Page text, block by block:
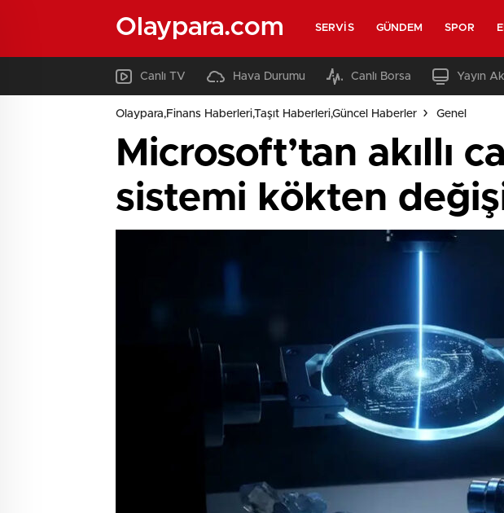
Olaypara.com SERVIS GÜNDEM SPOR
Canlı TV Hava Durumu Canlı Borsa Yayın
Olaypara,Finans Haberleri,Taşıt Haberleri,Güncel Haberler Genel
Microsoft’tan akıllı
sistemi kökten